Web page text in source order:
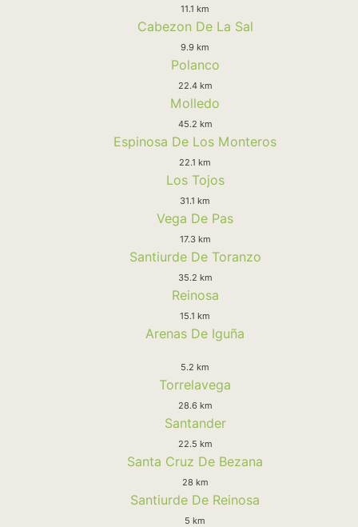
11.1 km
Cabezon De La Sal
9.9 km
Polanco
22.4 km
Molledo
45.2 km
Espinosa De Los Monteros
22.1 km
Los Tojos
31.1 km
Vega De Pas
17.3 km
Santiurde De Toranzo
35.2 km
Reinosa
15.1 km
Arenas De Iguña
5.2 km
Torrelavega
28.6 km
Santander
22.5 km
Santa Cruz De Bezana
28 km
Santiurde De Reinosa
5 km